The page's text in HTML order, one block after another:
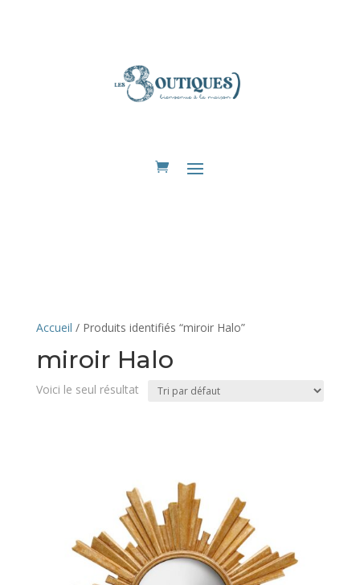
Accueil / Produits identifiés “miroir Halo”
miroir Halo
Voici le seul résultat